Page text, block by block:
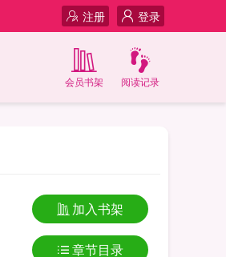
登录
注册
阅读记录
会员书架
加入书架
章节目录